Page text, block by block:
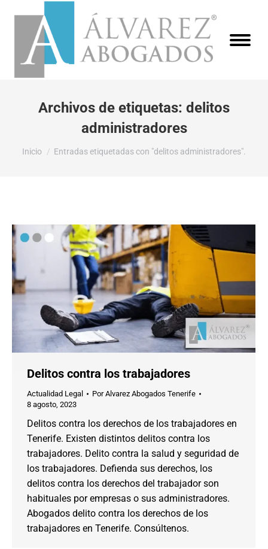
Archivos de etiquetas: delitos
administradores
Estás aquí:
Inicio Entradas etiquetadas con "delitos administradores".
Delitos contra los trabajadores
Actualidad Legal PorAlvarez Abogados Tenerife
8 agosto, 2023
Delitos contra los derechos de los trabajadores en
Tenerife. Existen distintos delitos contra los
trabajadores. Delito contra la salud y seguridad de
los trabajadores. Defienda sus derechos, los
delitos contra los derechos del trabajador son
habituales por empresas o sus administradores.
Abogados delito contra los derechos de los
trabajadores en Tenerife. Consúltenos.